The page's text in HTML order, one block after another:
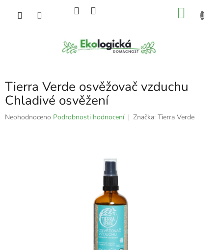
Tierra Verde osvěžovač vzduchu
Chladivé osvěžení
Průměrné
Neohodnoceno Podrobnosti hodnocení Značka: Tierra Verde